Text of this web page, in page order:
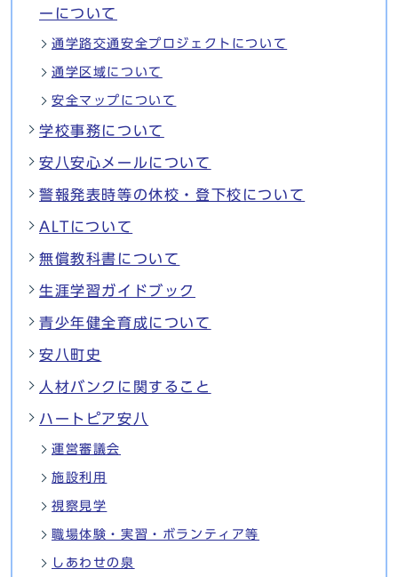
ーについて
通学路交通安全プロジェクトについて
通学区域について
安全マップについて
学校事務について
安八安心メールについて
警報発表時等の休校・登下校について
ALTについて
無償教科書について
生涯学習ガイドブック
青少年健全育成について
安八町史
人材バンクに関すること
ハートピア安八
運営審議会
施設利用
視察見学
職場体験・実習・ボランティア等
しあわせの泉